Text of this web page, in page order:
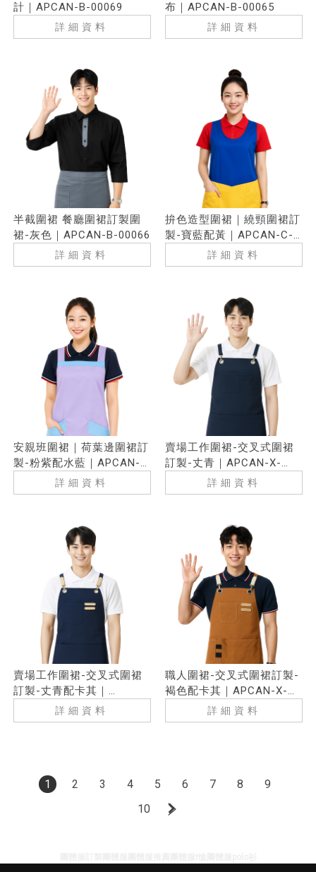
計｜APCAN-B-00069
詳細資料
布｜APCAN-B-00065
詳細資料
半截圍裙 餐廳圍裙訂製圍
裙-灰色｜APCAN-B-00066
詳細資料
拚色造型圍裙｜繞頸圍裙訂
製-寶藍配黃｜APCAN-C-
詳細資料
安親班圍裙｜荷葉邊圍裙訂
製-粉紫配水藍｜APCAN-
D-00032詳細資料
賣場工作圍裙-交叉式圍裙
訂製-丈青｜APCAN-X-
詳細資料
賣場工作圍裙-交叉式圍裙
訂製-丈青配卡其｜
APCAN-X-00069
詳細資料
職人圍裙-交叉式圍裙訂製-
褐色配卡其｜APCAN-X-
詳細資料
1 2 3 4 5 6 7 8
9
10